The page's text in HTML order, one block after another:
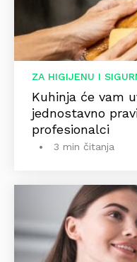
ZA HIGIJENU I
Kuhinja će vam
jednostavno
profesionalci
3 min čitanja